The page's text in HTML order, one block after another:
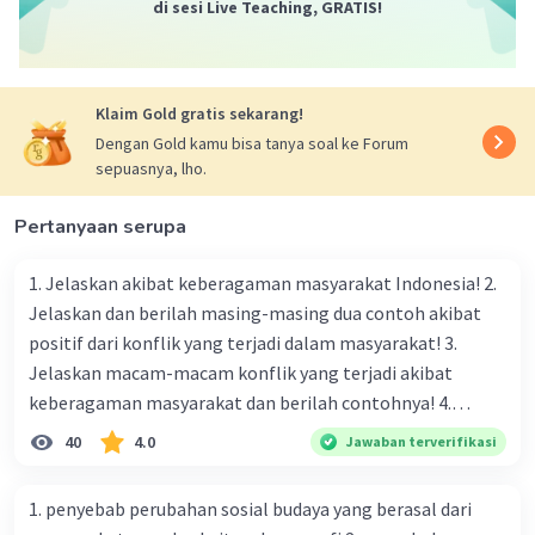
Iklan
Mazaya M Community Level 25
Beri Rating Balas
di sesi Live Teaching, GRATIS!
Klaim Gold gratis sekarang!
Dengan Gold kamu bisa tanya soal ke Forum
sepuasnya, lho.
Pertanyaan serupa
1. Jelaskan akibat keberagaman masyarakat Indonesia! 2.
Jelaskan dan berilah masing-masing dua contoh akibat
positif dari konflik yang terjadi dalam masyarakat! 3.
Jelaskan macam-macam konflik yang terjadi akibat
keberagaman masyarakat dan berilah contohnya! 4.
Mengapa dalam masyarakat yang memiliki keberagaman
bahasa, dan budaya. Berdasarkan pernyataan tersebut,
40 4.0 Jawaban terverifikasi
1. penyebab perubahan sosial budaya yang berasal dari